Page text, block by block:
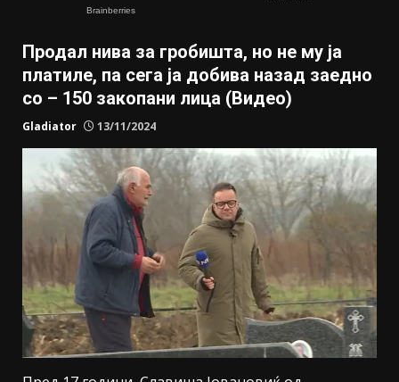
Продал нива за гробишта, но не му ја
платиле, па сега ја добива назад заедно
со – 150 закопани лица (Видео)
Gladiator 13/11/2024